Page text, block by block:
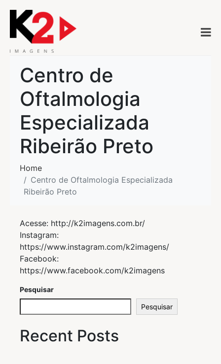
Centro de
Oftalmologia
Especializada
Ribeirão Preto
Home
Centro de Oftalmologia Especializada
Ribeirão Preto
Acesse: http://k2imagens.com.br/
Instagram:
https://www.instagram.com/k2imagens/
Facebook:
https://www.facebook.com/k2imagens
Pesquisar
Pesquisar
Recent Posts